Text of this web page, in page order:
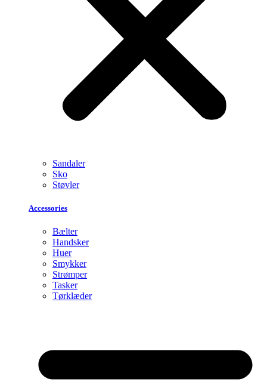
Sandaler
Sko
Støvler
Accessories
Bælter
Handsker
Huer
Smykker
Strømper
Tasker
Tørklæder